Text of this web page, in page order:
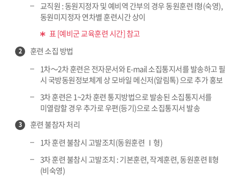
교직원 : 동원지정자 및 예비역 간부의 경우 동원훈련 l형(숙영),
동원미지정자 연차별 훈련시간 상이
표 [예비군 교육훈련 시간] 참고
2
훈련 소집 방법
1차～2차 훈련은 전자문서와 E-mail 소집통지서를 발송하고
시 국방동원정보체계 상 모바일 메신저(알림톡) 으로 추가 홍보
3차 훈련은 1~2차 훈련 통지방법으로 발송된 소집통지서를
미열람할 경우 추가로 우편(등기)으로 소집통지서 발송
3
훈련 불참자 처리
1차 훈련 불참시 고발조치(동원훈련 Ⅰ형)
3차 훈련 불참시 고발조치 : 기본훈련, 작계훈련, 동원훈련 ll형
(비숙영)